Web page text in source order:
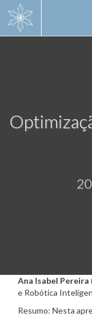
Ana Isabel Pereira
e Robótica
Resumo: Nesta